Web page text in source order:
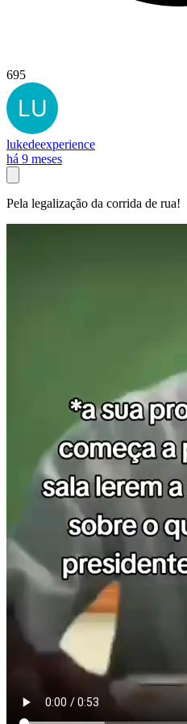
695
lukedeexperience
há 9 meses
Pela legalização da corrida de rua!